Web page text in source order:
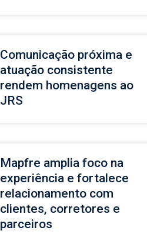
Comunicação próxima e
atuação consistente
rendem homenagens ao
JRS
Mapfre amplia foco na
experiência e fortalece
relacionamento com
clientes, corretores e
parceiros